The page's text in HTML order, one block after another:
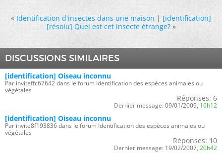
« Identification d'insectes dans une maison|[identification]
[résolu] Quel est cet insecte étrange? »
DISCUSSIONS SIMILAIRES
[identification] Oiseau inconnu
Par inviteffc67642 dans le forum Identification des espèces animales ou
végétales
Réponses: 6
Dernier message: 09/01/2009, 16h12
[identification] Oiseau inconnu
Par invite8f193836 dans le forum Identification des espèces animales ou
végétales
Réponses: 10
Dernier message: 19/02/2007, 20h42